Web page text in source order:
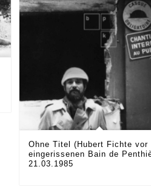
Ohne Titel (Hubert Fichte vor
eingerissenen Bain de
21.03.1985